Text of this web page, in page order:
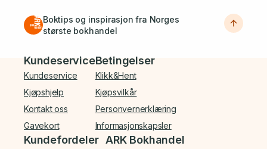
Boktips og inspirasjon fra Norges
største bokhandel
Bunnmeny
Kundeservice
Kundeservice
Kjøpshjelp
Kontakt oss
Gavekort
Betingelser
Klikk&Hent
Kjøpsvilkår
Personvernerklæring
Informasjonskapsler
Kundefordeler ARK Bokhandel